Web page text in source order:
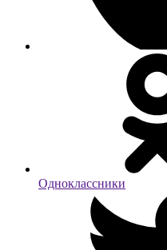
Одноклассники